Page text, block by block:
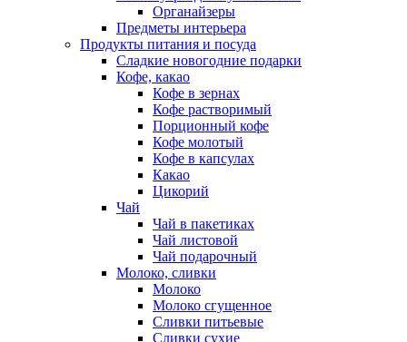
Органайзеры
Предметы интерьера
Продукты питания и посуда
Сладкие новогодние подарки
Кофе, какао
Кофе в зернах
Кофе растворимый
Порционный кофе
Кофе молотый
Кофе в капсулах
Какао
Цикорий
Чай
Чай в пакетиках
Чай листовой
Чай подарочный
Молоко, сливки
Молоко
Молоко сгущенное
Сливки питьевые
Сливки сухие